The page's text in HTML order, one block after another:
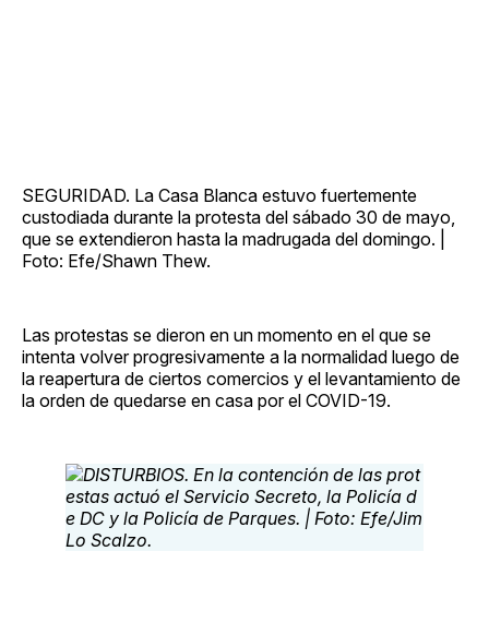
SEGURIDAD. La Casa Blanca estuvo fuertemente
custodiada durante la protesta del sábado 30 de mayo,
que se extendieron hasta la madrugada del domingo. |
Foto: Efe/Shawn Thew.
Las protestas se dieron en un momento en el que se
intenta volver progresivamente a la normalidad luego de
la reapertura de ciertos comercios y el levantamiento de
la orden de quedarse en casa por el COVID-19.